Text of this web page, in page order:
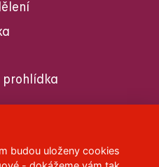
prohlídka
,Studentská 95
budou uloženy cookies